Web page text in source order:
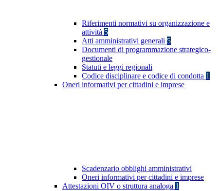
Riferimenti normativi su organizzazione e
attività 5
Atti amministrativi generali 5
Documenti di programmazione strategico-
gestionale
Statuti e leggi regionali
Codice disciplinare e codice di condotta 1
Oneri informativi per cittadini e imprese
Scadenzario obblighi amministrativi
Oneri informativi per cittadini e imprese
Attestazioni OIV o struttura analoga 1